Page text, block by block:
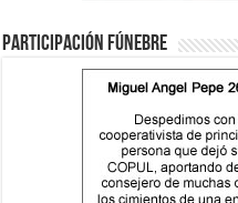
Participación fúnebre